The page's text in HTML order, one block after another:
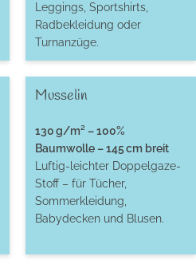
Leggings, Sportshirts,
Radbekleidung oder
Turnanzüge.
Musselin
130 g/m² – 100%
Baumwolle – 145 cm breit
Luftig-leichter Doppelgaze-
Stoff – für Tücher,
Sommerkleidung,
Babydecken und Blusen.